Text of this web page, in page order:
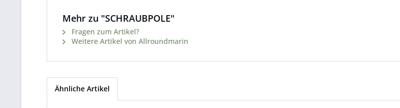
Mehr zu "SCHRAUBPOLE"
Fragen zum Artikel?
Weitere Artikel von Allroundmarin
Ähnliche Artikel